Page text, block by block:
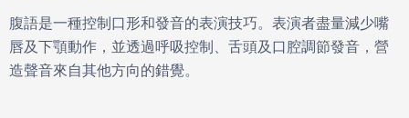
腹語是一種控制口形和發音的表演技巧。表演者盡量減少嘴
唇及下顎動作，並透過呼吸控制、舌頭及口腔調節發音，營
造聲音來自其他方向的錯覺。